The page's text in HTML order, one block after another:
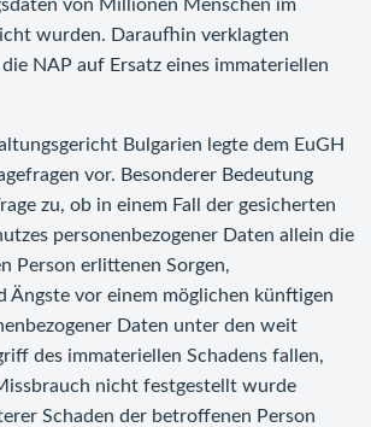
von Millionen Menschen im
wurden. Daraufhin verklagten
NAP auf Ersatz eines immateriellen
Bulgarien legte dem EuGH
vor. Besonderer Bedeutung
zu, ob in einem Fall der gesicherten
personenbezogener Daten allein die
Person erlittenen Sorgen,
Ängste vor einem möglichen künftigen
Daten unter den weit
des immateriellen Schadens fallen,
nicht festgestellt wurde
Schaden der betroffenen Person